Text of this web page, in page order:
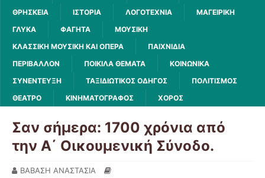
ΘΡΗΣΚΕΊΑ
ΙΣΤΟΡΊΑ ΛΟΓΟΤΕΧΝΊΑ
ΜΑΓΕΙΡΙΚΉ
ΓΛΥΚΆ
ΦΑΓΗΤΆ
ΜΟΥΣΙΚΉ
ΚΛΑΣΣΙΚΉ ΜΟΥΣΙΚΉ ΚΑΙ ΌΠΕΡΑ
ΠΑΙΧΝΊΔΙΑ
ΠΕΡΙΒΆΛΛΟΝ
ΠΟΙΚΊΛΑ ΘΈΜΑΤΑ
ΚΟΙΝΩΝΙΚΆ
ΣΥΝΈΝΤΕΥΞΗ
ΤΑΞΙΔΙΩΤΙΚΌΣ ΟΔΗΓΌΣ
ΠΟΛΙΤΙΣΜΌΣ
ΘΈΑΤΡΟ
ΚΙΝΗΜΑΤΟΓΡΆΦΟΣ ΧΟΡΌΣ
Σαν σήμερα: 1700 χρόνια από
την Α΄ Οικουμενική Σύνοδο.
ΒΑΒΑΣΗ ΑΝΑΣΤΑΣΙΑ